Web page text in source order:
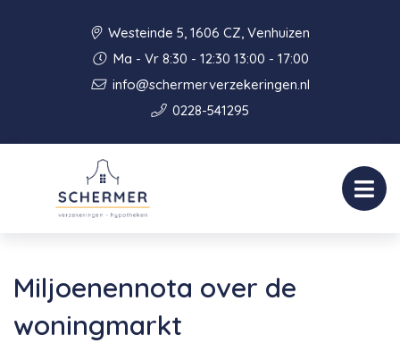
Westeinde 5, 1606 CZ, Venhuizen
Ma - Vr 8:30 - 12:30 13:00 - 17:00
info@schermerverzekeringen.nl
0228-541295
Miljoenennota over de
woningmarkt